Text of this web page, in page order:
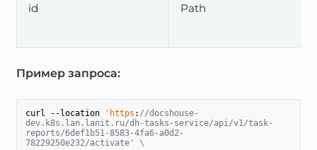
id Path
Пример запроса:
curl --location 'https : //docshouse-
dev.k8s.lan.lanit.ru/dh-tasks-service/api/v1/task-
reports/6def1b51-8583-4fa6-a0d2-
78229250e232/activate' \